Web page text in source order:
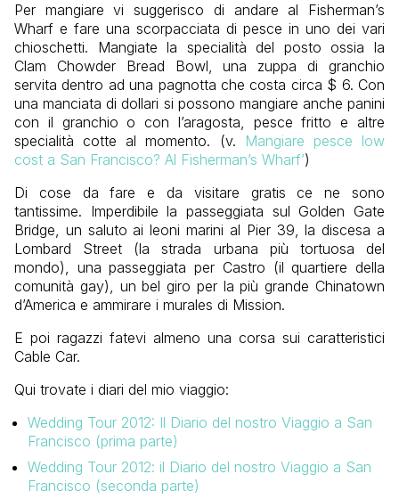
Per mangiare vi suggerisco di andare al Fisherman’s
Wharf e fare una scorpacciata di pesce in uno dei vari
chioschetti. Mangiate la specialità del posto ossia la
Clam Chowder Bread Bowl, una zuppa di granchio
servita dentro ad una pagnotta che costa circa $ 6. Con
una manciata di dollari si possono mangiare anche panini
con il granchio o con l’aragosta, pesce fritto e altre
specialità cotte al momento. (v.
Mangiare pesce low
cost a San Francisco? Al Fisherman’s Wharf’)
Di cose da fare e da visitare gratis ce ne sono
tantissime. Imperdibile la passeggiata sul Golden Gate
Bridge, un saluto ai leoni marini al Pier 39, la discesa a
Lombard Street (la strada urbana più tortuosa del
mondo), una passeggiata per Castro (il quartiere della
comunità gay), un bel giro per la più grande Chinatown
d’America e ammirare i murales di Mission.
E poi ragazzi fatevi almeno una corsa sui caratteristici
Cable Car.
Qui trovate i diari del mio viaggio:
Wedding Tour 2012: Il Diario del nostro Viaggio a San
Francisco (prima parte)
Wedding Tour 2012: il Diario del nostro Viaggio a San
Francisco (seconda parte)